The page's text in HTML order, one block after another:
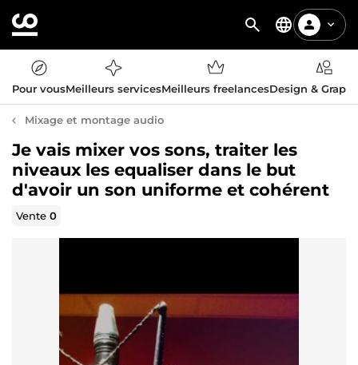
Pour vousMeilleurs servicesMeilleurs freelancesDesign &
Mixage et montage audio
Je vais mixer vos sons, traiter les
niveaux les equaliser dans le but
d'avoir un son uniforme et cohérent
Vente0